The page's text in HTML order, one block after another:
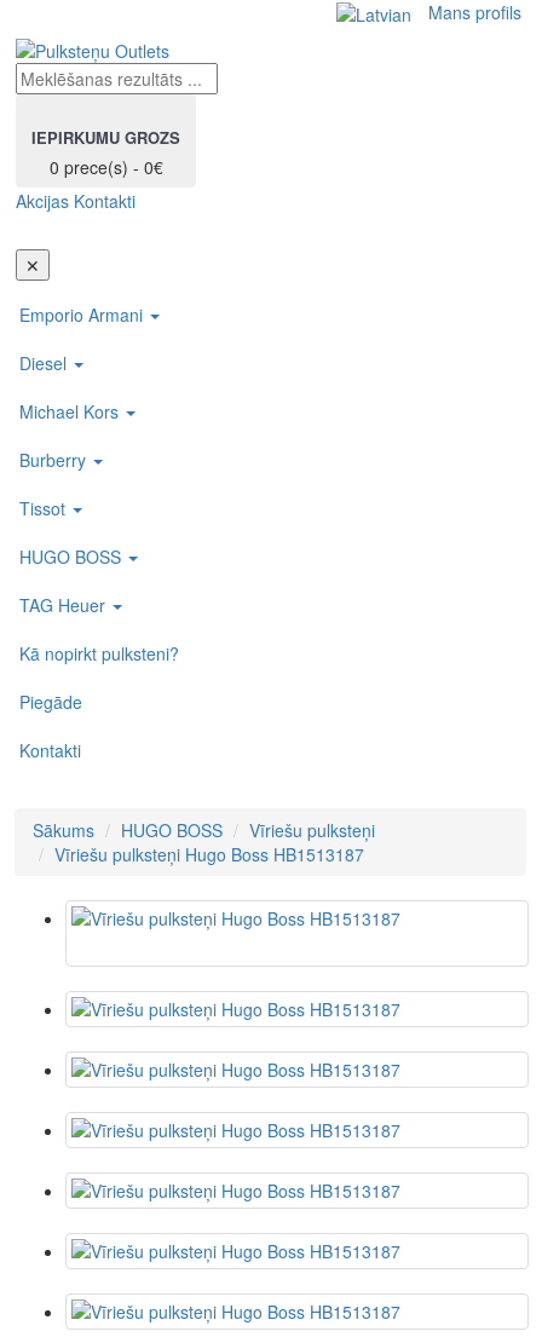
Mans profils
IEPIRKUMU GROZS
0 prece(s) - 0€
Akcijas Kontakti
✕
Emporio Armani
Diesel
Michael Kors
Burberry
Tissot
HUGO BOSS
TAG Heuer
Kā nopirkt pulksteni?
Piegāde
Kontakti
Sākums HUGO BOSS
Vīriešu pulksteņi
Vīriešu pulksteņi Hugo Boss HB1513187